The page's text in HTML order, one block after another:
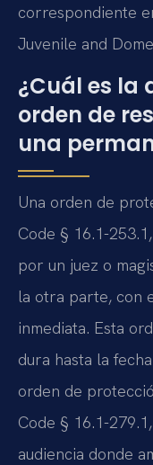
correspondiente
Juvenile and
¿Cuál es la
orden de
una
Una orden de
Code § 16.1-
por un juez o
la otra parte, con
inmediata. Esta
dura hasta la
orden de
Code § 16.1-
audiencia donde